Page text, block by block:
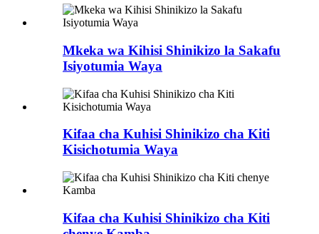
Mkeka wa Kihisi Shinikizo la Sakafu
Isiyotumia Waya
Kifaa cha Kuhisi Shinikizo cha Kiti
Kisichotumia Waya
Kifaa cha Kuhisi Shinikizo cha Kiti